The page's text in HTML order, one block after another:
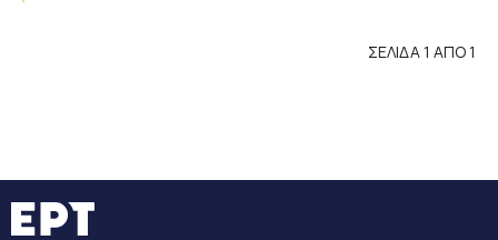
ΣΕΛΙΔΑ 1 ΑΠΟ 1